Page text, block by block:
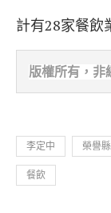
計有28家餐飲
版權所有，非
李定中 榮譽
餐飲